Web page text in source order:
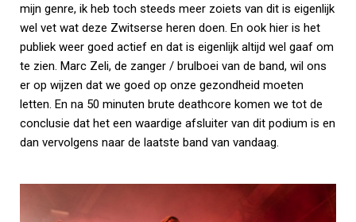
mijn genre, ik heb toch steeds meer zoiets van dit is eigenlijk
wel vet wat deze Zwitserse heren doen. En ook hier is het
publiek weer goed actief en dat is eigenlijk altijd wel gaaf om
te zien. Marc Zeli, de zanger / brulboei van de band, wil ons
er op wijzen dat we goed op onze gezondheid moeten
letten. En na 50 minuten brute deathcore komen we tot de
conclusie dat het een waardige afsluiter van dit podium is en
dan vervolgens naar de laatste band van vandaag.